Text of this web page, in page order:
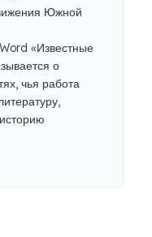
Южной
«Известные
о
чья работа